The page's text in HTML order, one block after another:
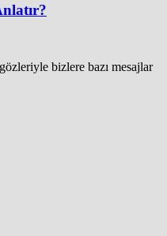
bizlere bazı mesajlar